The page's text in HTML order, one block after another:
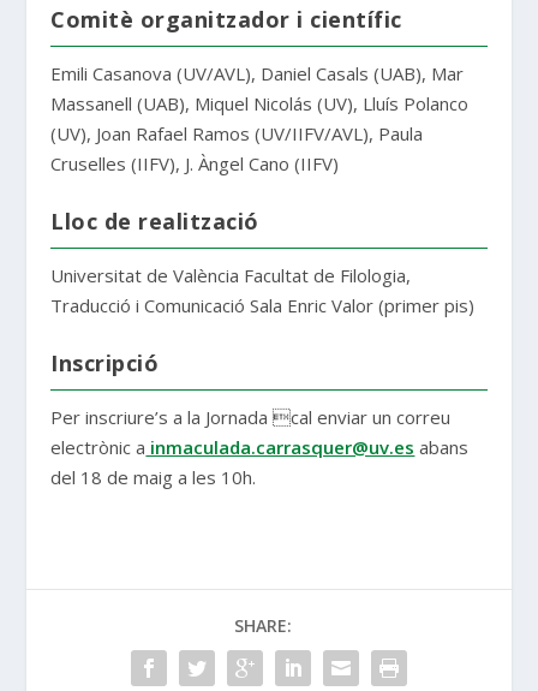
Comitè organitzador i científic
Emili Casanova (UV/AVL), Daniel Casals (UAB), Mar
Massanell (UAB), Miquel Nicolás (UV), Lluís Polanco
(UV), Joan Rafael Ramos (UV/IIFV/AVL), Paula
Cruselles (IIFV), J. Àngel Cano (IIFV)
Lloc de realització
Universitat de València Facultat de Filologia,
Traducció i Comunicació Sala Enric Valor (primer pis)
Inscripció
Per inscriure’s a la Jornada cal enviar un correu
electrònic a inmaculada.carrasquer@uv.es abans
del 18 de maig a les 10h.
SHARE: